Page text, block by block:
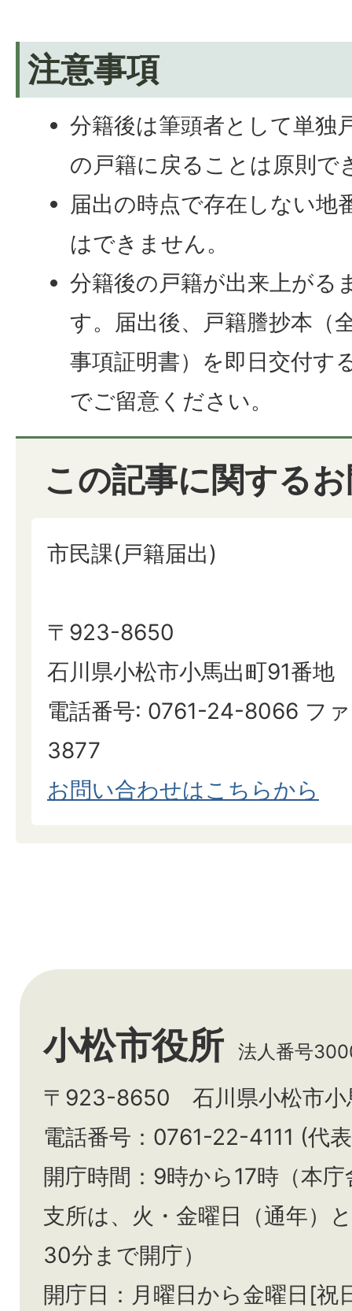
注意事項
分籍後は筆頭者として単独
の戸籍に戻ることは原則
届出の時点で存在しない地
はできません。
分籍後の戸籍が出来上がる
す。届出後、戸籍謄抄本（
事項証明書）を即日交付す
でご留意ください。
この記事に関する
市民課(戸籍届出)
〒923-8650
石川県小松市小馬出町91番地
電話番号: 0761-24-8066 フ
3877
お問い合わせはこちらから
小松市役所 法人番号
〒923-8650 石川県小松市小
電話番号：0761-22-4111 (代
開庁時間：9時から17時（本
支所は、火・金曜日（通年）と
30分まで開庁）
開庁日：月曜日から金曜日[祝